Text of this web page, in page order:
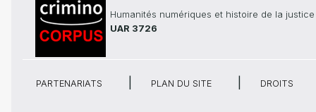
Humanités numériques et histoire de la justice
UAR 3726
PARTENARIATS PLAN DU SITE DROITS